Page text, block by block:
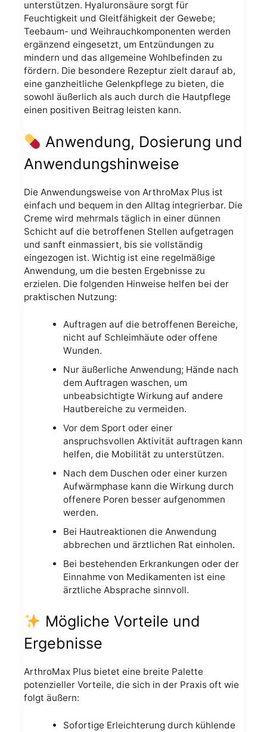
unterstützen. Hyaluronsäure sorgt für
Feuchtigkeit und Gleitfähigkeit der Gewebe;
Teebaum- und Weihrauchkomponenten werden
ergänzend eingesetzt, um Entzündungen zu
mindern und das allgemeine Wohlbefinden zu
fördern. Die besondere Rezeptur zielt darauf ab,
eine ganzheitliche Gelenkpflege zu bieten, die
sowohl äußerlich als auch durch die Hautpflege
einen positiven Beitrag leisten kann.
Anwendung, Dosierung und
Anwendungshinweise
Die Anwendungsweise von ArthroMax Plus ist
einfach und bequem in den Alltag integrierbar. Die
Creme wird mehrmals täglich in einer dünnen
Schicht auf die betroffenen Stellen aufgetragen
und sanft einmassiert, bis sie vollständig
eingezogen ist. Wichtig ist eine regelmäßige
Anwendung, um die besten Ergebnisse zu
erzielen. Die folgenden Hinweise helfen bei der
praktischen Nutzung:
Auftragen auf die betroffenen Bereiche,
nicht auf Schleimhäute oder offene
Wunden.
Nur äußerliche Anwendung; Hände nach
dem Auftragen waschen, um
unbeabsichtigte Wirkung auf andere
Hautbereiche zu vermeiden.
Vor dem Sport oder einer
anspruchsvollen Aktivität auftragen kann
helfen, die Mobilität zu unterstützen.
Nach dem Duschen oder einer kurzen
Aufwärmphase kann die Wirkung durch
offenere Poren besser aufgenommen
werden.
Bei Hautreaktionen die Anwendung
abbrechen und ärztlichen Rat einholen.
Bei bestehenden Erkrankungen oder der
Einnahme von Medikamenten ist eine
ärztliche Absprache sinnvoll.
Mögliche Vorteile und
Ergebnisse
ArthroMax Plus bietet eine breite Palette
potenzieller Vorteile, die sich in der Praxis oft wie
folgt äußern:
Sofortige Erleichterung durch kühlende